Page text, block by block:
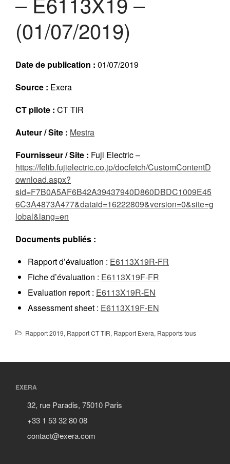
Réalisations récentes
Galerie
Lettres d’information (FR)
Connexion
(01/07/2019)
Date de publication : 01/07/2019
Source : Exera
CT pilote : CT TIR
Auteur / Site : Mestra
Fournisseur / Site : Fuji Electric –
https://felib.fujielectric.co.jp/docfetch/CustomContentD
ownload.aspx?
sid=F7B0A5AF6B42A39437940D860DBDC1009E45
6C3A4873A477&dataid=16222809&version=0&site=g
lobal&lang=en
Documents publiés :
Rapport d’évaluation : E6113X19R-FR
Fiche d’évaluation : E6113X19F-FR
Evaluation report : E6113X19R-EN
Assessment sheet : E6113X19F-EN
Rapport 2019, Rapport CT TIR, Rapport Exera, Rapports tous
EXERA
32, rue Paradis, 75010 Paris
+33 1 53 32 80 08
contact@exera.com